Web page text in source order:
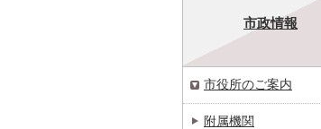
市政情報
市役所のご案内
附属機関